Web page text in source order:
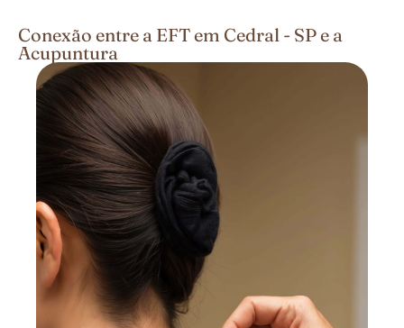
Conexão entre a EFT em Cedral - SP e a
Acupuntura